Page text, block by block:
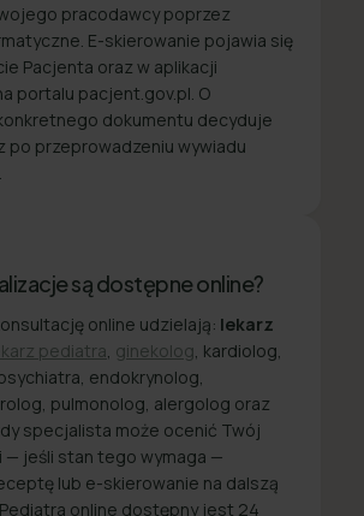
pracodawcy poprzez
E-skierowanie pojawia się
Pacjenta oraz w aplikacji
portalu pacjent.gov.pl. O
dokumentu decyduje
po przeprowadzeniu wywiadu
są dostępne online?
online udzielają: lekarz
pediatra ginekolog , kardiolog,
psychiatra, endokrynolog,
pulmonolog, alergolog oraz
specjalista może ocenić Twój
— jeśli stan tego wymaga —
lub e-skierowanie na dalszą
online dostępny jest 24